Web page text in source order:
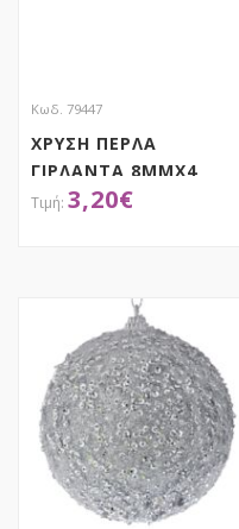
Κωδ. 79447
ΧΡΥΣΗ ΠΕΡΛΑ
ΓΙΡΛΑΝΤΑ 8ΜΜΧ4
ΜΕΤΡΑ
3,20€